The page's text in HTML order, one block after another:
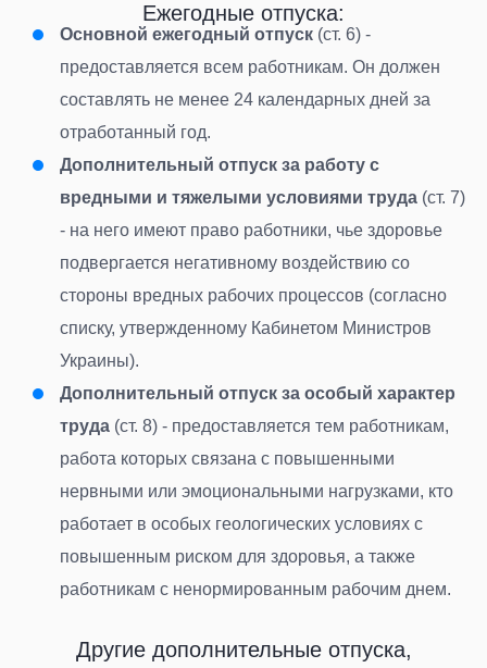
Ежегодные отпуска:
Основной ежегодный отпуск (ст. 6) -
предоставляется всем работникам. Он должен
составлять не менее 24 календарных дней за
отработанный год.
Дополнительный отпуск за работу с
вредными и тяжелыми условиями труда (ст. 7)
- на него имеют право работники, чье здоровье
подвергается негативному воздействию со
стороны вредных рабочих процессов (согласно
списку, утвержденному Кабинетом Министров
Украины).
Дополнительный отпуск за особый характер
труда (ст. 8) - предоставляется тем работникам,
работа которых связана с повышенными
нервными или эмоциональными нагрузками, кто
работает в особых геологических условиях с
повышенным риском для здоровья, а также
работникам с ненормированным рабочим днем.
Другие дополнительные отпуска,